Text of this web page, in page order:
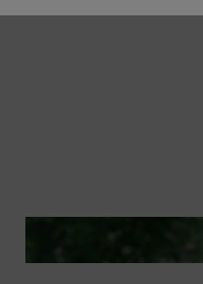
Für ein Inselbeet mit